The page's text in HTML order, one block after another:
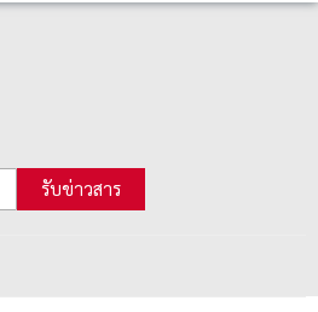
รับข่าวสาร